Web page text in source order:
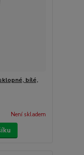
bílé,
Není skladem